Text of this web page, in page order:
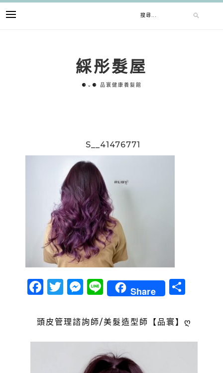
關
綵彤髮屋
⚈⌄⚈ 品寰健康養髮館
S__41476771
Facebook
Twitter
Messenger
LineShare
分
頭皮管理諮詢師/美髮造型師【品寰】ღ